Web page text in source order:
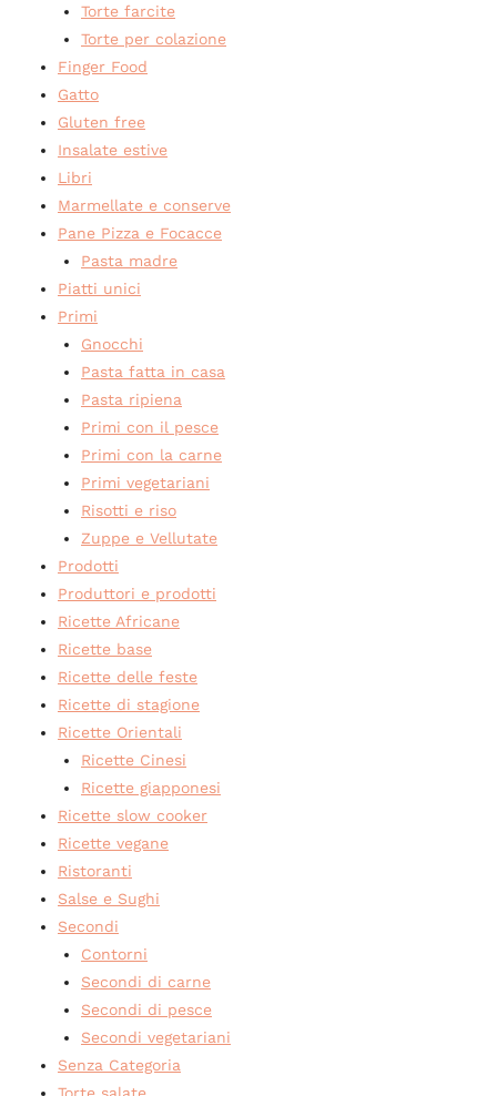
Torte farcite
Torte per colazione
Finger Food
Gatto
Gluten free
Insalate estive
Libri
Marmellate e conserve
Pane Pizza e Focacce
Pasta madre
Piatti unici
Primi
Gnocchi
Pasta fatta in casa
Pasta ripiena
Primi con il pesce
Primi con la carne
Primi vegetariani
Risotti e riso
Zuppe e Vellutate
Prodotti
Produttori e prodotti
Ricette Africane
Ricette base
Ricette delle feste
Ricette di stagione
Ricette Orientali
Ricette Cinesi
Ricette giapponesi
Ricette slow cooker
Ricette vegane
Ristoranti
Salse e Sughi
Secondi
Contorni
Secondi di carne
Secondi di pesce
Secondi vegetariani
Senza Categoria